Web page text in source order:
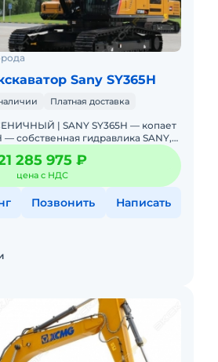
Sany SY365H
Платная доставка
| SANY SY365H — копает
— собственная гидравлика SANY,
Можно в ЛИЗИНГ. Цен
285 975 ₽
цена с НДС
Позвонить Написать